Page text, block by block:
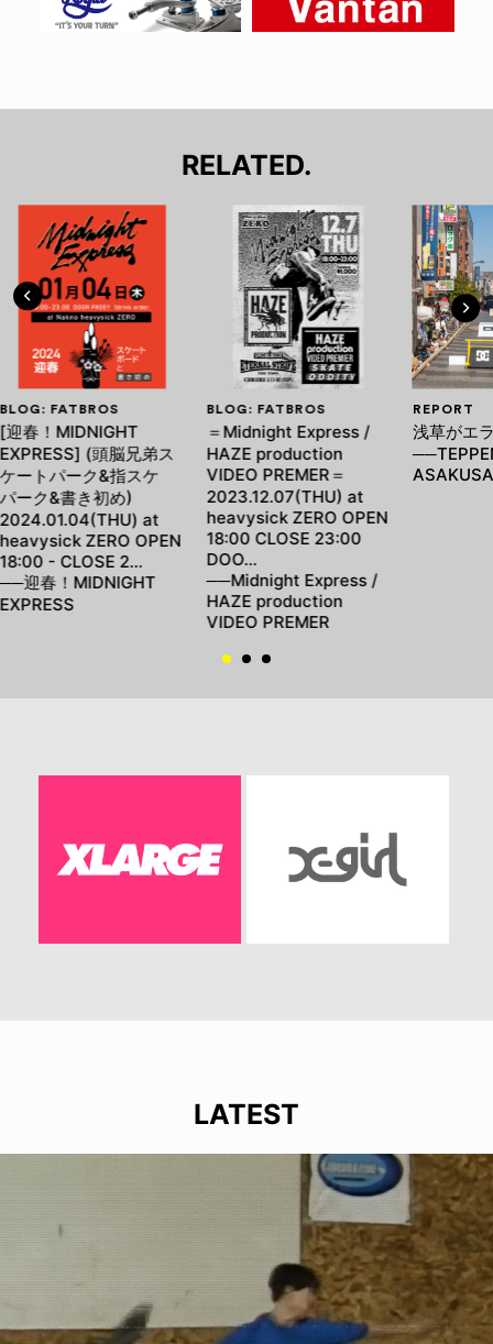
RELATED.
BLOG: FATBROS
[迎春！MIDNIGHT
EXPRESS] (頭脳兄弟ス
ケートパーク&指スケ
パーク&書き初め)
2024.01.04(THU) at
heavysick ZERO OPEN
18:00 - CLOSE 2…
──迎春！MIDNIGHT
EXPRESS
BLOG: FATBROS
＝Midnight Express /
HAZE production
VIDEO PREMER＝
2023.12.07(THU) at
heavysick ZERO OPEN
18:00 CLOSE 23:00
DOO…
──Midnight Express /
HAZE production
VIDEO PREMER
REPORT
浅草がエ
ASAKUSA
LATEST